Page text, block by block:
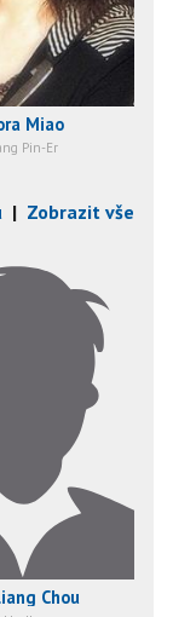
Miao
Pin-Er
| Zobrazit vše
Chou